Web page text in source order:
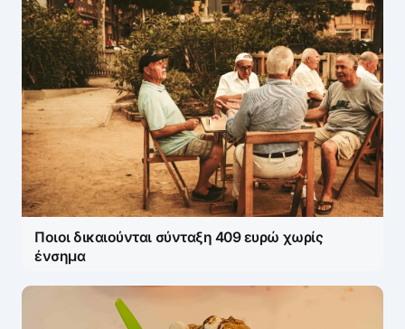
Ποιοι δικαιούνται σύνταξη 409 ευρώ χωρίς
ένσημα